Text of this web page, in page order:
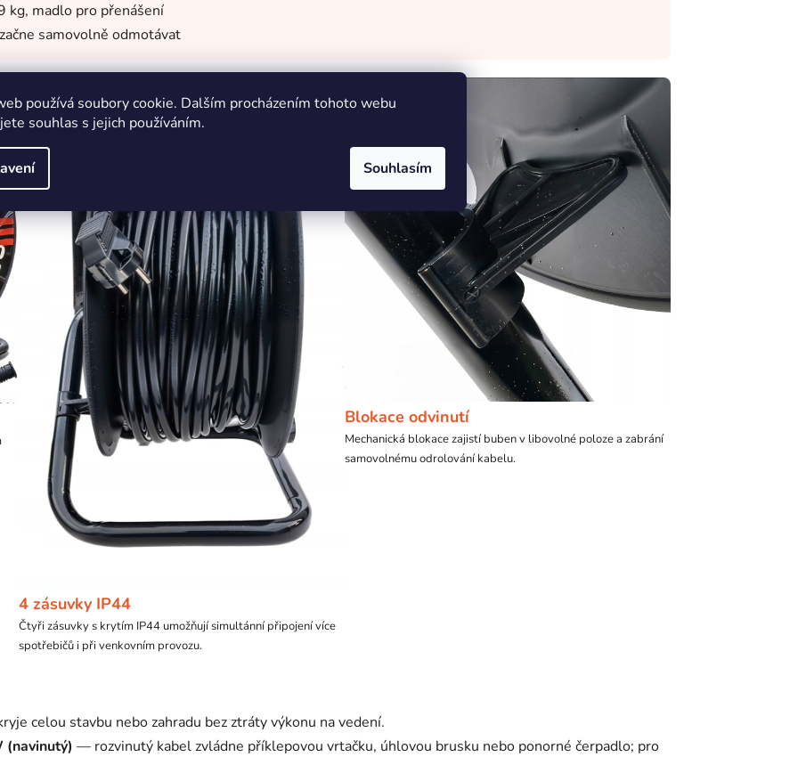
používá soubory cookie. Dalším procházením tohoto webu
souhlas s jejich používáním.
Souhlasím
kg, madlo pro přenášení
samovolně odmotávat
4 zásuvky IP44
Čtyři zásuvky s krytím IP44 umožňují simultánní připojení více
spotřebičů i při venkovním provozu.
Blokace odvinutí
Mechanická blokace zajistí buben v libovolné poloze a zabrání
samovolnému odrolování kabelu.
celou stavbu nebo zahradu bez ztráty výkonu na vedení.
(navinutý) — rozvinutý kabel zvládne příklepovou vrtačku, úhlovou brusku nebo ponorné čerpadlo; pro